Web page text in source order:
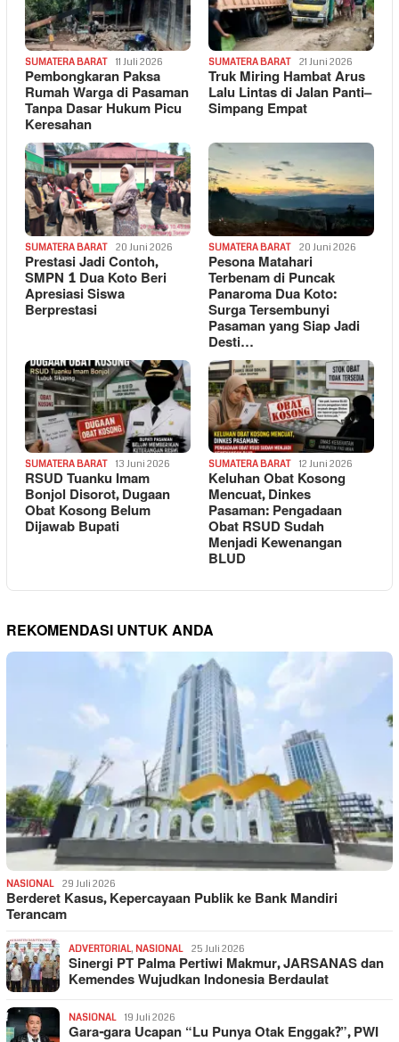
SUMATERA BARAT 11 Juli 2026
Pembongkaran Paksa
Rumah Warga di Pasaman
Tanpa Dasar Hukum Picu
Keresahan
SUMATERA BARAT 21 Juni 2026
Truk Miring Hambat Arus
Lalu Lintas di Jalan Panti–
Simpang Empat
SUMATERA BARAT 20 Juni 2026
Prestasi Jadi Contoh,
SMPN 1 Dua Koto Beri
Apresiasi Siswa
Berprestasi
SUMATERA BARAT 20 Juni 2026
Pesona Matahari
Terbenam di Puncak
Panaroma Dua Koto:
Surga Tersembunyi
Pasaman yang Siap Jadi
Desti…
SUMATERA BARAT 13 Juni 2026
RSUD Tuanku Imam
Bonjol Disorot, Dugaan
Obat Kosong Belum
Dijawab Bupati
SUMATERA BARAT 12 Juni 2026
Keluhan Obat Kosong
Mencuat, Dinkes
Pasaman: Pengadaan
Obat RSUD Sudah
Menjadi Kewenangan
BLUD
REKOMENDASI UNTUK ANDA
NASIONAL 29 Juli 2026
Berderet Kasus, Kepercayaan Publik ke Bank Mandiri
Terancam
ADVERTORIAL, NASIONAL 25 Juli 2026
Sinergi PT Palma Pertiwi Makmur, JARSANAS dan
Kemendes Wujudkan Indonesia Berdaulat
NASIONAL 19 Juli 2026
Gara-gara Ucapan “Lu Punya Otak Enggak?”, PWI